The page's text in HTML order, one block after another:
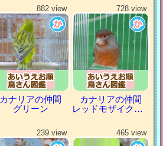
882 view
カナリアの仲間
グリーン
728 view
カナリアの仲間
レッドモザイクカナリア
239 view 465 view